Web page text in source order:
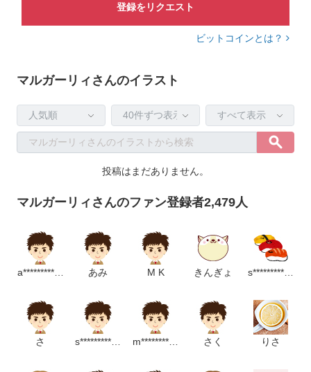
登録をリクエスト
ビットコインとは？
マルガーリィさんのイラスト
投稿はまだありません。
マルガーリィさんのファン登録者2,479人
a******************m あみ M K きんぎょ s*********************m
さ s***********************m m************************p さく りさ